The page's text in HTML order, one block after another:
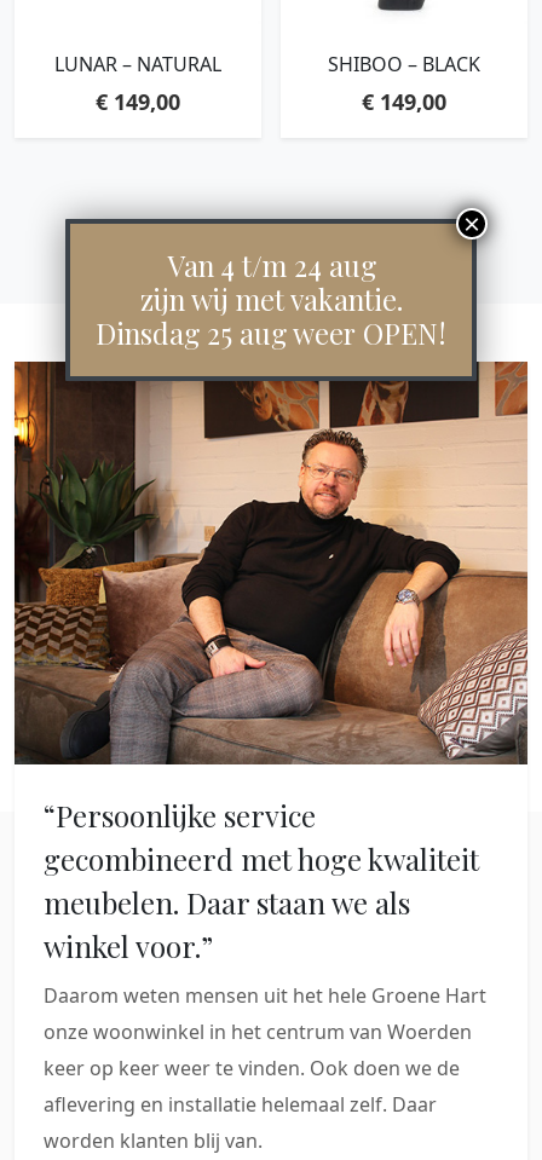
LUNAR – NATURAL
€149,00
SHIBOO – BLACK
€ 149,00
“Persoonlijke service
gecombineerd met hoge kwaliteit
meubelen. Daar staan we als
winkel voor.”
Daarom weten mensen uit het hele Groene Hart
onze woonwinkel in het centrum van Woerden
keer op keer weer te vinden. Ook doen we de
aflevering en installatie helemaal zelf. Daar
worden klanten blij van.
Van 4 t/m 24 aug
zijn wij met vakantie.
Dinsdag 25 aug weer OPEN!